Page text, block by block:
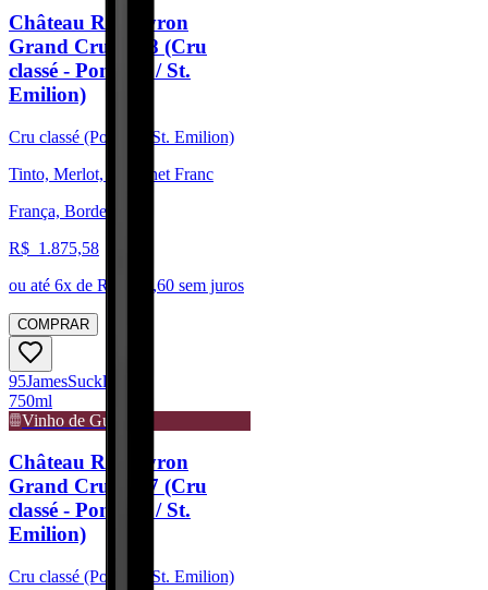
Château Rocheyron
Grand Cru 2018 (Cru
classé - Pomerol / St.
Emilion)
Cru classé (Pomerol/St. Emilion)
Tinto, Merlot, Cabernet Franc
França, Bordeaux
R$ 1.875,58
ou até 6x de R$ 312,60 sem juros
COMPRAR
95JamesSuckling
750ml
Vinho de Guarda
Château Rocheyron
Grand Cru 2017 (Cru
classé - Pomerol / St.
Emilion)
Cru classé (Pomerol/St. Emilion)